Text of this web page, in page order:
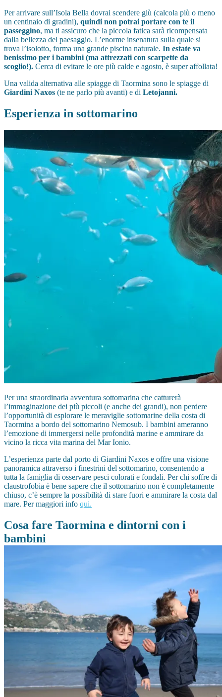
Per arrivare sull’Isola Bella dovrai scendere giù (calcola più o meno
un centinaio di gradini), quindi non potrai portare con te il
passeggino, ma ti assicuro che la piccola fatica sarà ricompensata
dalla bellezza del paesaggio. L’enorme insenatura sulla quale si
trova l’isolotto, forma una grande piscina naturale. In estate va
benissimo per i bambini (ma attrezzati con scarpette da
scoglio!). Cerca di evitare le ore più calde e agosto, è super affollata!
Una valida alternativa alle spiagge di Taormina sono le spiagge di
Giardini Naxos (te ne parlo più avanti) e di Letojanni.
Esperienza in sottomarino
Per una straordinaria avventura sottomarina che catturerà
l’immaginazione dei più piccoli (e anche dei grandi), non perdere
l’opportunità di esplorare le meraviglie sottomarine della costa di
Taormina a bordo del sottomarino Nemosub. I bambini ameranno
l’emozione di immergersi nelle profondità marine e ammirare da
vicino la ricca vita marina del Mar Ionio.
L’esperienza parte dal porto di Giardini Naxos e offre una visione
panoramica attraverso i finestrini del sottomarino, consentendo a
tutta la famiglia di osservare pesci colorati e fondali. Per chi soffre di
claustrofobia è bene sapere che il sottomarino non è completamente
chiuso, c’è sempre la possibilità di stare fuori e ammirare la costa dal
mare. Per maggiori info qui.
Cosa fare Taormina e dintorni con i
bambini